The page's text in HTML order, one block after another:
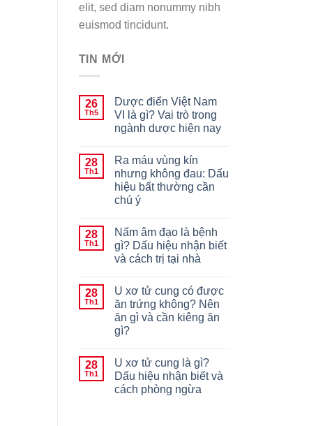
elit, sed diam nonummy nibh
euismod tincidunt.
TIN MỚI
26
Th5
Dược điển Việt Nam
VI là gì? Vai trò trong
ngành dược hiện nay
28
Th1
Ra máu vùng kín
nhưng không đau: Dấu
hiệu bất thường cần
chú ý
28
Th1
Nấm âm đạo là bệnh
gì? Dấu hiệu nhận biết
và cách trị tại nhà
28
Th1
U xơ tử cung có được
ăn trứng không? Nên
ăn gì và cần kiêng ăn
gì?
28
Th1
U xơ tử cung là gì?
Dấu hiệu nhận biết và
cách phòng ngừa